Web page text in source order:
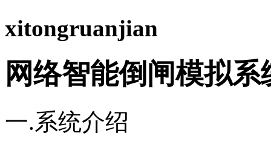
xitongruanjian
网络智能倒闸模拟系
一.系统介绍